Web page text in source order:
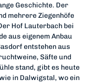
Geschichte. Der
mehrere Ziegenhöfe
Hof Lauterbach bei
aus eigenem Anbau
entstehen aus
Säfte und
stand, gibt es heute
in Dalwigstal, wo ein